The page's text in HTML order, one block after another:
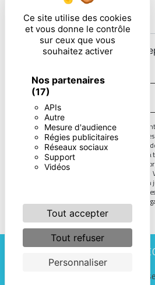
Ce site utilise des cookies
et vous donne le contrôle
sur ceux que vous
souhaitez activer
Nos partenaires
(17)
APIs
Autre
Mesure d'audience
Régies publicitaires
Réseaux sociaux
Support
Vidéos
Tout accepter
Tout refuser
Personnaliser
En cochant cette case,
** Les données personnelles communiquées
contacter. Elles sont destinées à l'entreprise et
de droits d’accès, de rectification,
d’opposition, de retrait de votre consentement
d’introduire une réclamation auprès d’une
d’organiser le sort de vos données post-
par voie postale ou par courrier électronique.
vous être demandé. Nous conservons vos
contact puis pendant la durée de prescription
gestion des contentieux.
RECHERCHES
- 2026 - Tous droits